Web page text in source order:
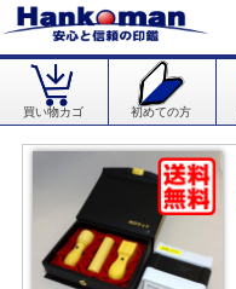
買い物カゴ 初めての方